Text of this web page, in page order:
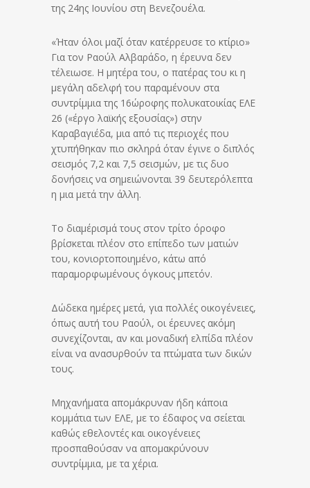
της 24ης Ιουνίου στη Βενεζουέλα.
«Ήταν όλοι μαζί όταν κατέρρευσε το κτίριο»
Για τον Ραούλ Αλβαράδο, η έρευνα δεν
τέλειωσε. Η μητέρα του, ο πατέρας του κι η
μεγάλη αδελφή του παραμένουν στα
συντρίμμια της 16ώροφης πολυκατοικίας ΕΛΕ
26 («έργο λαϊκής εξουσίας») στην
Καραβαγιέδα, μια από τις περιοχές που
χτυπήθηκαν πιο σκληρά όταν έγινε ο διπλός
σεισμός 7,2 και 7,5 σεισμών, με τις δυο
δονήσεις να σημειώνονται 39 δευτερόλεπτα
η μια μετά την άλλη.
Το διαμέρισμά τους στον τρίτο όροφο
βρίσκεται πλέον στο επίπεδο των ματιών
του, κονιορτοποιημένο, κάτω από
παραμορφωμένους όγκους μπετόν.
Δώδεκα ημέρες μετά, για πολλές οικογένειες,
όπως αυτή του Ραούλ, οι έρευνες ακόμη
συνεχίζονται, αν και μοναδική ελπίδα πλέον
είναι να ανασυρθούν τα πτώματα των δικών
τους.
Μηχανήματα απομάκρυναν ήδη κάποια
κομμάτια των ΕΛΕ, με το έδαφος να σείεται
καθώς εθελοντές και οικογένειες
προσπαθούσαν να απομακρύνουν
συντρίμμια, με τα χέρια.